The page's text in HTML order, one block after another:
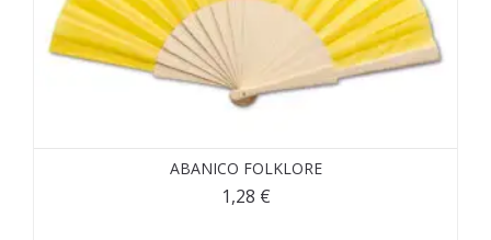
ABANICO FOLKLORE
1,28 €